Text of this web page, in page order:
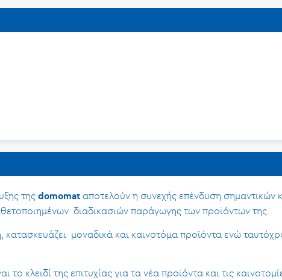
της domomat αποτελούν η συνεχής επένδυση σημαντικών
διαδικασιών παράγωγης των προϊόντων της.
κατασκευάζει μοναδικά και καινοτόμα προϊόντα ενώ
κλειδί της επιτυχίας για τα νέα προϊόντα και τις